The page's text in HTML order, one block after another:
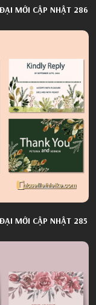
MỚI CẬP NHẬT 286
MỚI CẬP NHẬT 285